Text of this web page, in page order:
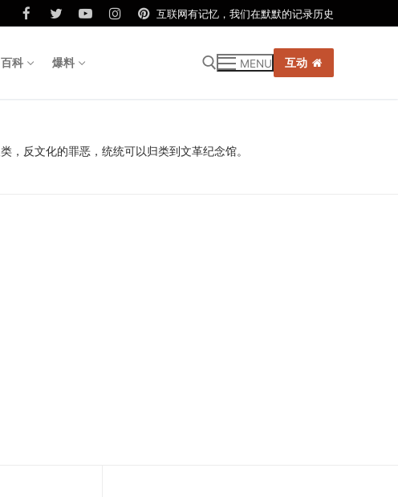
互联网有记忆，我们在默默的记录历史
百科 爆料 MENU 互动
反文化的罪恶，统统可以归类到文革纪念馆。